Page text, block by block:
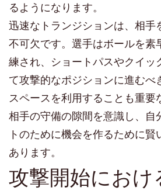
るようになります。
迅速なトランジションは、相手
不可欠です。選手はボールを素
練され、ショートパスやクイッ
て攻撃的なポジションに進むべ
スペースを利用することも重要
相手の守備の隙間を意識し、自
トのために機会を作るために
あります。
攻撃開始におけ